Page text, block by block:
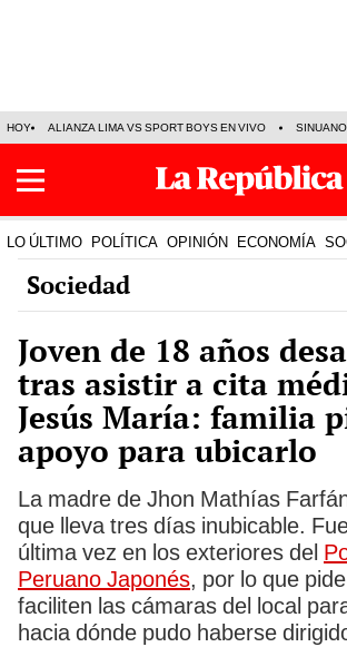
HOY ALIANZA LIMA VS SPORT BOYS EN VIVO
LO ÚLTIMO POLÍTICA OPINIÓN ECONOMÍA
Sociedad
Joven de 18 años
tras asistir a cita
Jesús María: familia
apoyo para ubicarlo
La madre de Jhon Mathías
que lleva tres días inubicable.
última vez en los exteriores del
Peruano Japonés, por lo que
faciliten las cámaras del local
hacia dónde pudo haberse